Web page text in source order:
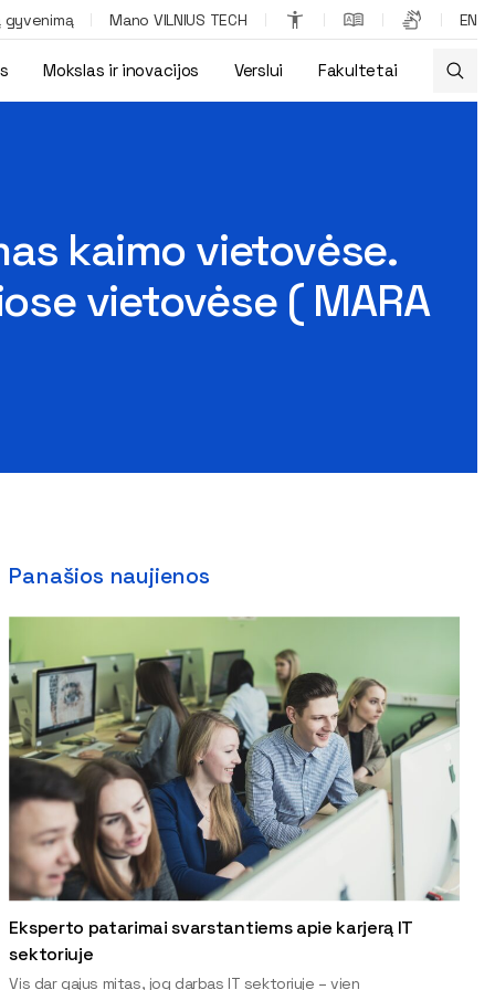
gyvenimą Mano VILNIUS TECH EN
Mokslas ir inovacijos Verslui Fakultetai
koncepcijų kūrimą atokiose vietovėse ( MARA )” ,
kaimo vietovėse.
vietovėse ( MARA
Panašios naujienos
Eksperto patarimai svarstantiems apie karjerą IT
sektoriuje
Vis dar gajus mitas, jog darbas IT sektoriuje – vien